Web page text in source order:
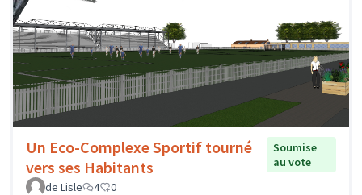
Un Eco-Complexe Sportif tourné
vers ses Habitants
Soumise
au vote
de Lisle
4 0